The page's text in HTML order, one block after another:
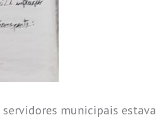
servidores municipais estava